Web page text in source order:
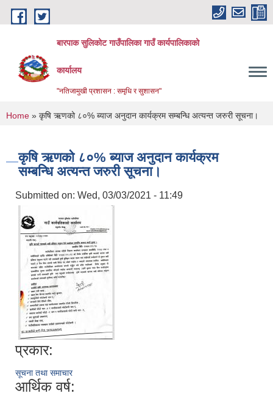
Skip to main content
बारपाक सुलिकोट गाउँपालिका गाउँ कार्यपालिकाको
कार्यालय
"नतिजामुखी प्रशासन : समृधि र सुशासन"
You are here
Home » कृषि ऋणको ८०% ब्याज अनुदान कार्यक्रम सम्बन्धि अत्यन्त जरुरी सूचना।
कृषि ऋणको ८०% ब्याज अनुदान कार्यक्रम
सम्बन्धि अत्यन्त जरुरी सूचना।
Submitted on: Wed, 03/03/2021 - 11:49
प्रकार:
सूचना तथा समाचार
आर्थिक वर्ष: